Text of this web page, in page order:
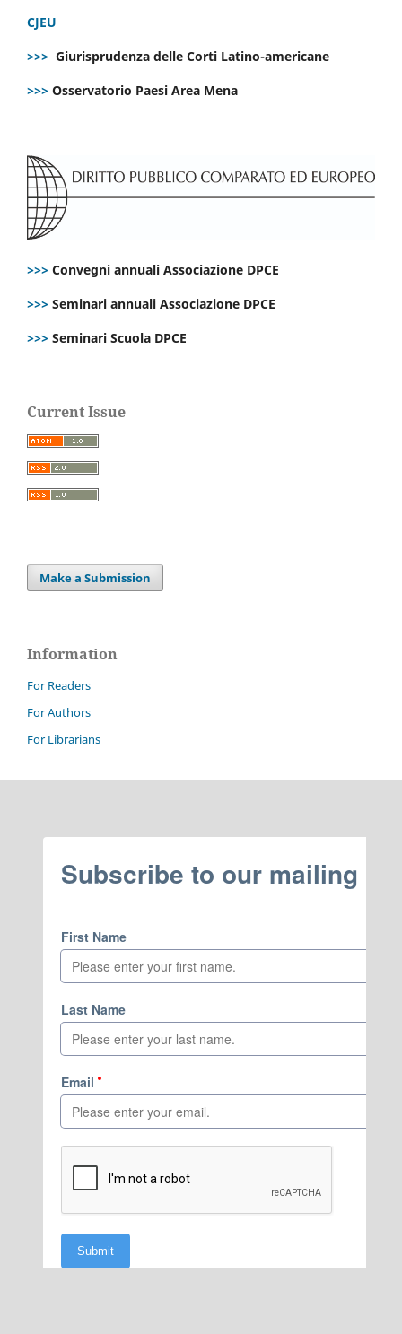
CJEU
>>> Giurisprudenza delle Corti Latino-americane
>>> Osservatorio Paesi Area Mena
>>> Convegni annuali Associazione DPCE
>>> Seminari annuali Associazione DPCE
>>> Seminari Scuola DPCE
Current Issue
Make a Submission
Information
For Readers
For Authors
For Librarians